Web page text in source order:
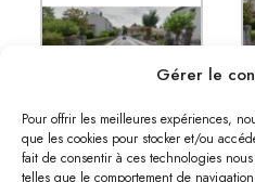
Gérer le
Pour offrir les meilleures expériences,
que les cookies pour stocker et/ou
fait de consentir à ces technologies
telles que le comportement de